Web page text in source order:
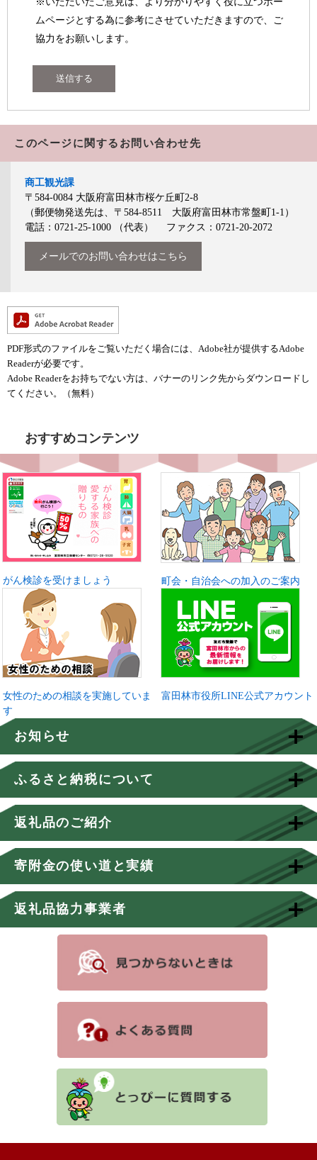
お知らせ
ふるさと納税について
返礼品のご紹介
寄附金の使い道と実績
返礼品協力事業者
ムページとする為に参考にさせていただきますので、ご
協力をお願いします。
このページに関するお問い合わせ先
商工観光課
〒584-0084 大阪府富田林市桜ケ丘町2-8
（郵便物発送先は、〒584-8511 大阪府富田林市常盤町1-1）
電話：0721-25-1000
（代表） ファクス：0721-20-2072
メールでのお問い合わせはこちら
PDF形式のファイルをご覧いただく場合には、Adobe社が提供するAdobe
Readerが必要です。
Adobe Readerをお持ちでない方は、バナーのリンク先からダウンロードし
てください。（無料）
おすすめコンテンツ
がん検診を受けましょう 町会・自治会への加入のご案内
女性のための相談を実施していま
す
富田林市役所LINE公式アカウント